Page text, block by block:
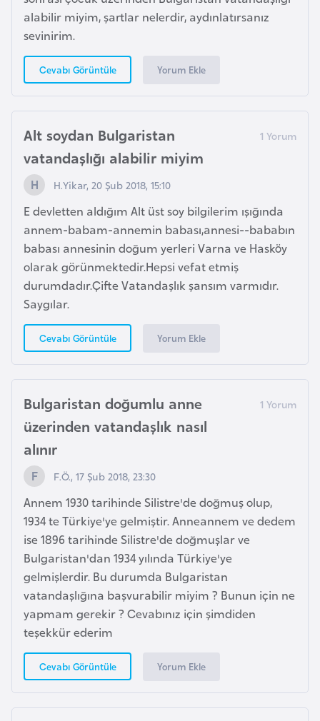
alabilir miyim, şartlar nelerdir, aydınlatırsanız
sevinirim.
Cevabı Görüntüle Yorum Ekle
Alt soydan Bulgaristan
vatandaşlığı alabilir miyim
H.Yikar, 20 Şub 2018, 15:10
E devletten aldığım Alt üst soy bilgilerim ışığında
annem-babam-annemin babası,annesi--bababın
babası annesinin doğum yerleri Varna ve Hasköy
olarak görünmektedir.Hepsi vefat etmiş
durumdadır.Çifte Vatandaşlık şansım varmıdır.
Saygılar.
Cevabı Görüntüle Yorum Ekle
Bulgaristan doğumlu anne
üzerinden vatandaşlık nasıl
alınır
F.Ö., 17 Şub 2018, 23:30
Annem 1930 tarihinde Silistre'de doğmuş olup,
1934 te Türkiye'ye gelmiştir. Anneannem ve dedem
ise 1896 tarihinde Silistre'de doğmuşlar ve
Bulgaristan'dan 1934 yılında Türkiye'ye
gelmişlerdir. Bu durumda Bulgaristan
vatandaşlığına başvurabilir miyim ? Bunun için ne
yapmam gerekir ? Cevabınız için şimdiden
teşekkür ederim
Cevabı Görüntüle Yorum Ekle
k
B
l
g
a
i
s
t
a
n
B
u
i
n
F
a
s
o
Ç
a
d
Ç
k
m